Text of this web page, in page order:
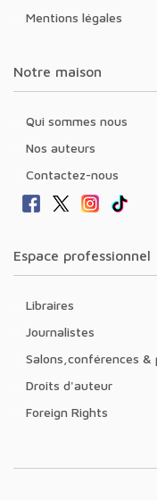
Mentions légales
Notre maison
Qui sommes nous
Nos auteurs
Contactez-nous
Espace professionnel
Libraires
Journalistes
Salons,conférences
Droits d'auteur
Foreign Rights